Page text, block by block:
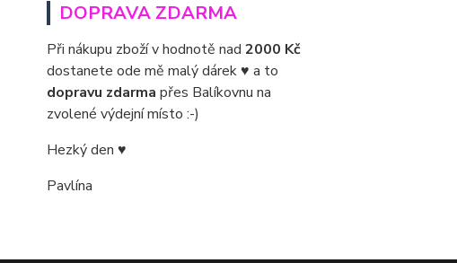
DOPRAVA ZDARMA
Při nákupu zboží v hodnotě nad 2000 Kč
dostanete ode mě malý dárek ♥ a to
dopravu zdarma přes Balíkovnu na
zvolené výdejní místo :-)
Hezký den ♥
Pavlína